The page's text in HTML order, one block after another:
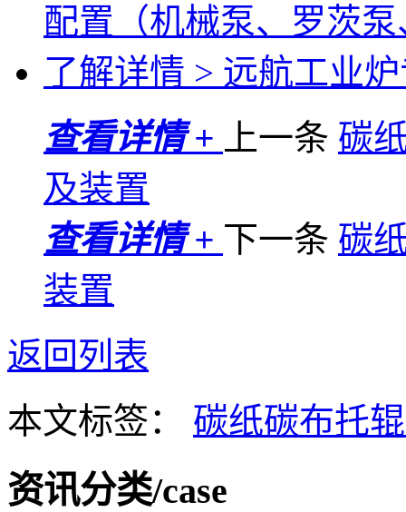
配置（机械泵、罗茨
了解详情 > 远航工业
查看详情 +
上一条 碳
及装置
查看详情 + 下一条 碳
装置
返回列表
本文标签： 碳纸碳布托
资讯分类/case